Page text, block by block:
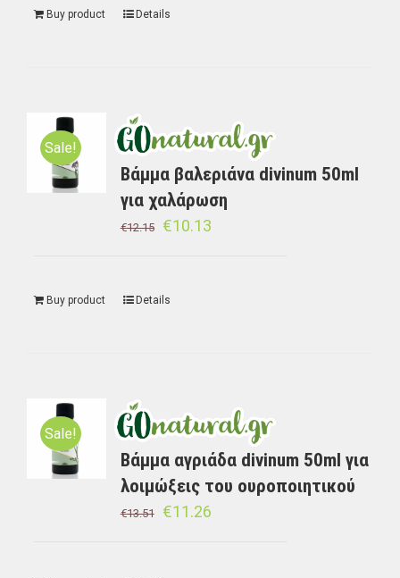
Buy product Details
Sale!
Bάμμα βαλεριάνα divinum 50ml
για χαλάρωση
€12.15 €10.13
Buy product Details
Sale!
Bάμμα αγριάδα divinum 50ml για
λοιμώξεις του ουροποιητικού
€13.51 €11.26